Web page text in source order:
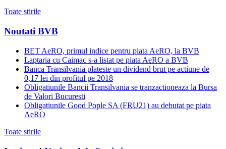
Toate stirile
Noutati BVB
BET AeRO, primul indice pentru piata AeRO, la BVB
Laptaria cu Caimac s-a listat pe piata AeRO a BVB
Banca Transilvania plateste un dividend brut pe actiune de
0,17 lei din profitul pe 2018
Obligatiunile Bancii Transilvania se tranzactioneaza la Bursa
de Valori Bucuresti
Obligatiunile Good Pople SA (FRU21) au debutat pe piata
AeRO
Toate stirile